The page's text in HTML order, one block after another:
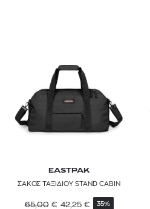
EASTPAK
ΣΑΚΟΣ ΤΑΞΙΔΙΟΥ STAND CABIN
65,00 € 42,25 € 35%